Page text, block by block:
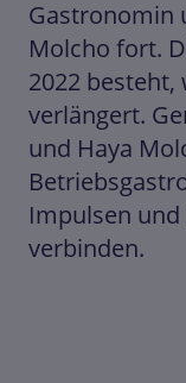
Gastronomin
Molcho fort.
2022 besteht,
verlängert.
und Haya
Impulsen
verbinden.